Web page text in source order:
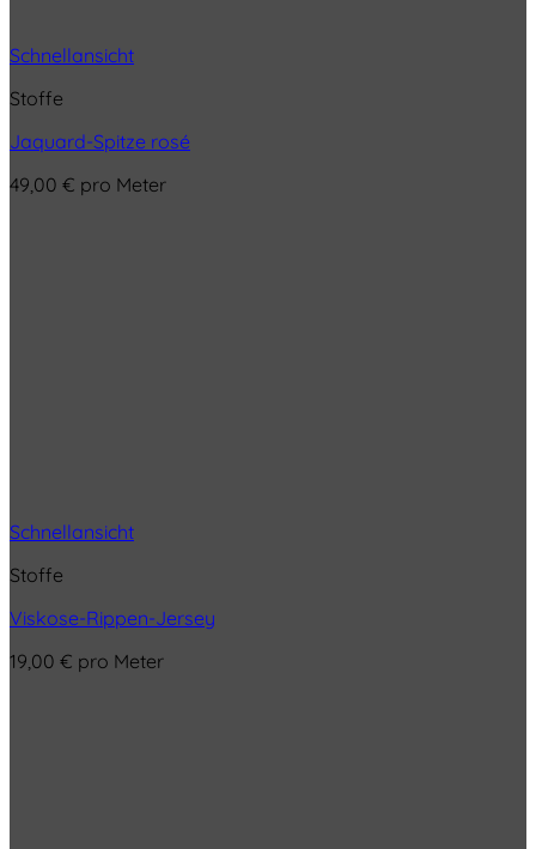
Schnellansicht
Stoffe
Jaquard-Spitze rosé
49,00 € pro Meter
Schnellansicht
Stoffe
Viskose-Rippen-Jersey
19,00 € pro Meter